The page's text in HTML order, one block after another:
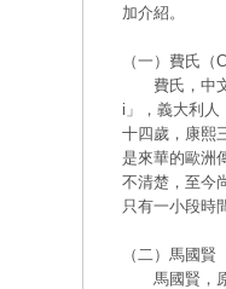
加介紹。
（一）費氏（
費氏，中文
i」，義大利人
十四歲，康熙
是來華的歐洲
不清楚，至今
只有一小段時
（二）馬國賢
馬國賢，原